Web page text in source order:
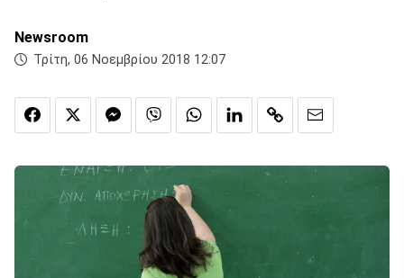
Newsroom
Τρίτη, 06 Νοεμβρίου 2018 12:07